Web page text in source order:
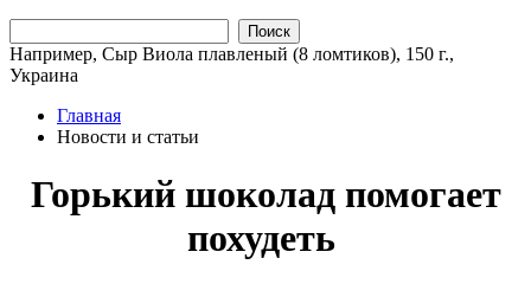
Поиск
Например, Сыр Виола плавленый (8 ломтиков), 150 г.,
Украина
Главная
Новости и статьи
Горький шоколад помогает
похудеть